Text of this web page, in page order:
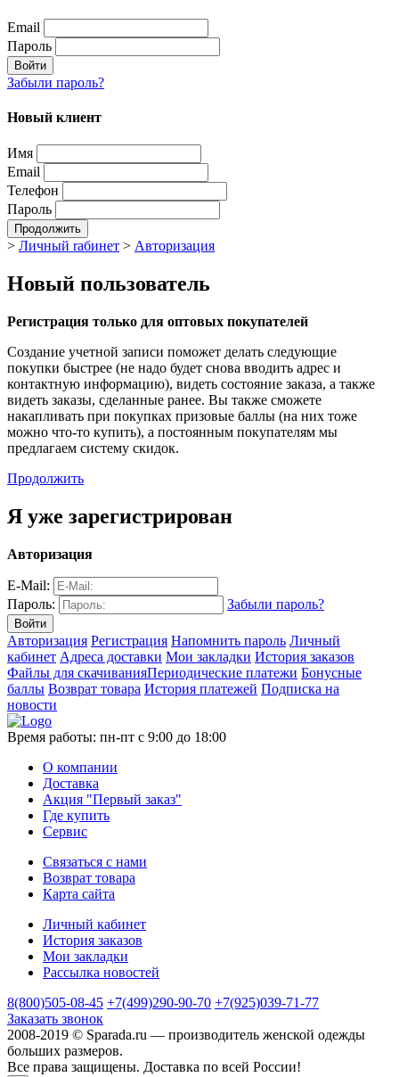
Email
Пароль
Войти
Забыли пароль?
Новый клиент
Имя
Email
Телефон
Пароль
Продолжить
> Личный rабинет > Авторизация
Новый пользователь
Регистрация только для оптовых покупателей
Создание учетной записи поможет делать следующие
покупки быстрее (не надо будет снова вводить адрес и
контактную информацию), видеть состояние заказа, а также
видеть заказы, сделанные ранее. Вы также сможете
накапливать при покупках призовые баллы (на них тоже
можно что-то купить), а постоянным покупателям мы
предлагаем систему скидок.
Продолжить
Я уже зарегистрирован
Авторизация
E-Mail:
Пароль:
Забыли пароль?
Авторизация Регистрация Напомнить пароль Личный
кабинет Адреса доставки Мои закладки История заказов
Файлы для скачиванияПериодические платежи Бонусные
баллы Возврат товара История платежей Подписка на
новости
Время работы: пн-пт с 9:00 до 18:00
О компании
Доставка
Акция "Первый заказ"
Где купить
Сервис
Связаться с нами
Возврат товара
Карта сайта
Личный кабинет
История заказов
Мои закладки
Рассылка новостей
8(800)505-08-45 +7(499)290-90-70 +7(925)039-71-77
Заказать звонок
2008-2019 © Sparada.ru — производитель женской одежды
больших размеров.
Все права защищены. Доставка по всей России!